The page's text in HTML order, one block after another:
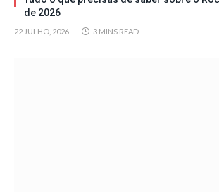
de 2026
22 JULHO, 2026 3 MINS READ